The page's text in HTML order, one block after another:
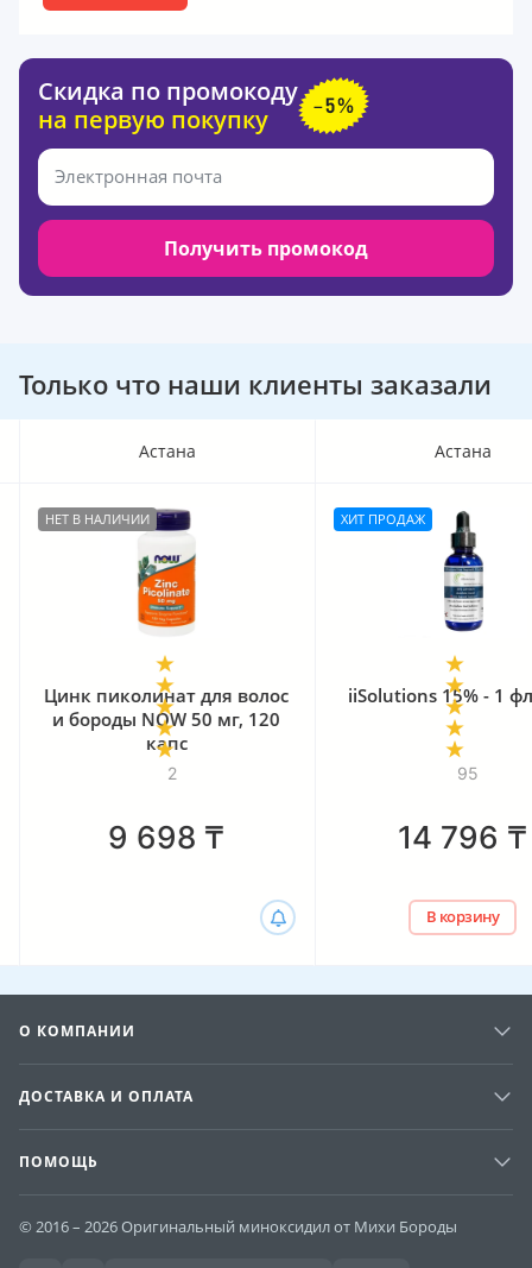
Скидка по промокоду
на первую покупку
Получить промокод
Только что наши клиенты заказали
Астана
НЕТ В НАЛИЧИИ
2
Цинк пиколинат для волос
и бороды NOW 50 мг, 120
капс
9 698 ₸
Астана
ХИТ ПРОДАЖ
95
iiSolutions 15% - 1
14 796 ₸
В корзину
О КОМПАНИИ
ДОСТАВКА И ОПЛАТА
ПОМОЩЬ
© 2016 – 2026 Оригинальный миноксидил от Михи Бороды